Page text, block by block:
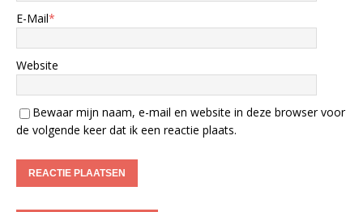
E-Mail*
Website
Bewaar mijn naam, e-mail en website in deze browser voor
de volgende keer dat ik een reactie plaats.